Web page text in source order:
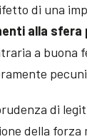
di una
alla sfera
a buona
di
della forza